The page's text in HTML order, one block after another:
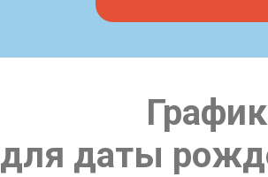
для даты